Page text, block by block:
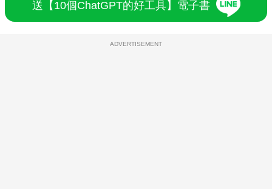
送【10個ChatGPT的好工具】電子書
ADVERTISEMENT